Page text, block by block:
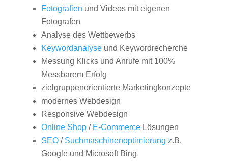
Fotografien und Videos mit eigenen
Fotografen
Analyse des Wettbewerbs
Keywordanalyseund Keywordrecherche
Messung Klicks und Anrufe mit 100%
Messbarem Erfolg
zielgruppenorientierte Marketingkonzepte
modernes Webdesign
Responsive Webdesign
Online Shop/ E-CommerceLösungen
SEO/ Suchmaschinenoptimierung z.B.
Google und Microsoft Bing